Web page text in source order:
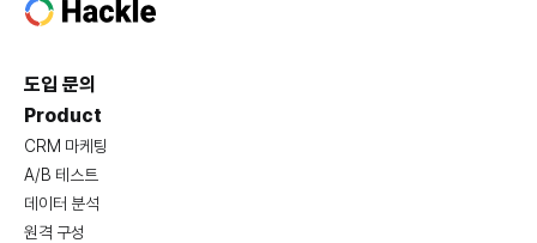
도입 문의
Product
CRM 마케팅
A/B 테스트
데이터 분석
원격 구성